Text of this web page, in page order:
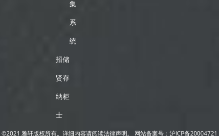
集
系
统
招
贤
纳
士
储
存
柜
©2021 雅轩版权所有。详细内容请阅读法律声明。 网站备案号： 沪ICP备20004721